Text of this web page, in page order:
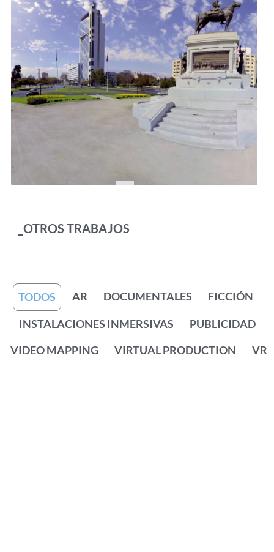
_OTROS TRABAJOS
TODOS AR DOCUMENTALES FICCIÓN
INSTALACIONES INMERSIVAS
PUBLICIDAD
VIDEO MAPPING
VIRTUAL PRODUCTION VR